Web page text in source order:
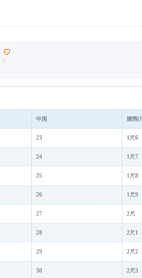
5
中国 腰围(
23 1尺6
24 1尺7
25 1尺8
26 1尺9
27 2尺
28 2尺1
29 2尺2
30 2尺3